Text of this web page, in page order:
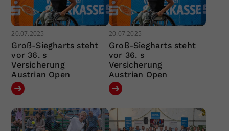
20.07.2025
Groß-Siegharts steht
vor 36. s
Versicherung
Austrian Open
20.07.2025
Groß-Siegharts steht
vor 36. s
Versicherung
Austrian Open